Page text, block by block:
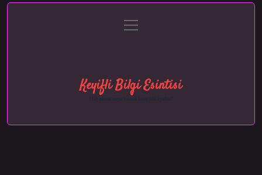
Gizlilik Politikası
menüyü
aç
Keyifli Bilgi Esintisi
Hayatına neşe katan kısa hikayeler!